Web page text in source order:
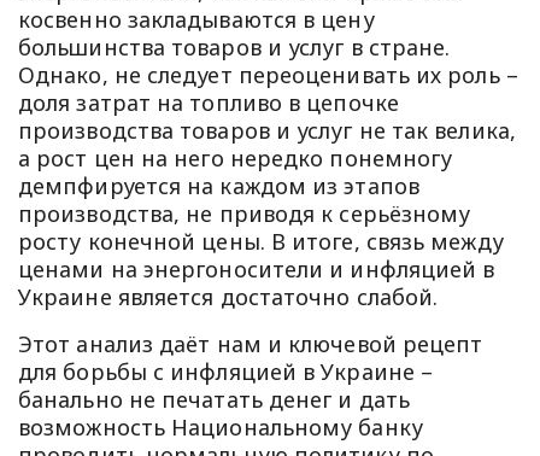
косвенно закладываются в цену
большинства товаров и услуг в стране.
Однако, не следует переоценивать их роль –
доля затрат на топливо в цепочке
производства товаров и услуг не так велика,
а рост цен на него нередко понемногу
демпфируется на каждом из этапов
производства, не приводя к серьёзному
росту конечной цены. В итоге, связь между
ценами на энергоносители и инфляцией в
Украине является достаточно слабой.
Этот анализ даёт нам и ключевой рецепт
для борьбы с инфляцией в Украине –
банально не печатать денег и дать
возможность Национальному банку